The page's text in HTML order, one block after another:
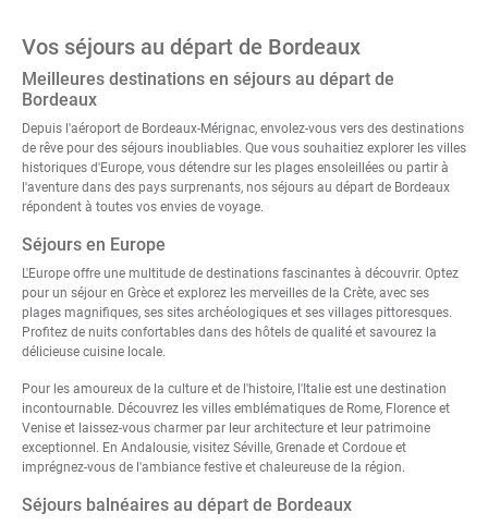
Vos séjours au départ de Bordeaux
Meilleures destinations en séjours au départ de
Bordeaux
Depuis l'aéroport de Bordeaux-Mérignac, envolez-vous vers des destinations
de rêve pour des séjours inoubliables. Que vous souhaitiez explorer les villes
historiques d'Europe, vous détendre sur les plages ensoleillées ou partir à
l'aventure dans des pays surprenants, nos séjours au départ de Bordeaux
répondent à toutes vos envies de voyage.
Séjours en Europe
L'Europe offre une multitude de destinations fascinantes à découvrir. Optez
pour un séjour en Grèce et explorez les merveilles de la Crète, avec ses
plages magnifiques, ses sites archéologiques et ses villages pittoresques.
Profitez de nuits confortables dans des hôtels de qualité et savourez la
délicieuse cuisine locale.
Pour les amoureux de la culture et de l'histoire, l' Italie est une destination
incontournable. Découvrez les villes emblématiques de Rome, Florence et
Venise et laissez-vous charmer par leur architecture et leur patrimoine
exceptionnel. En Andalousie, visitez Séville, Grenade et Cordoue et
imprégnez-vous de l'ambiance festive et chaleureuse de la région.
Séjours balnéaires au départ de Bordeaux